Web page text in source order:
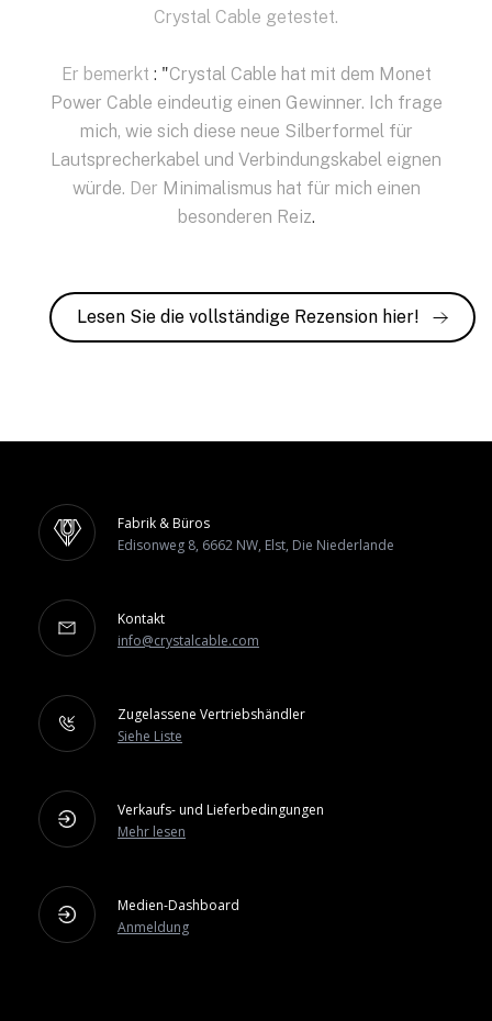
Crystal Cable getestet.
Er bemerkt : "Crystal Cable hat mit dem Monet
Power Cable eindeutig einen Gewinner. Ich frage
mich, wie sich diese neue Silberformel für
Lautsprecherkabel und Verbindungskabel eignen
würde. Der Minimalismus hat für mich einen
besonderen Reiz.
Lesen Sie die vollständige Rezension hier!
Fabrik & Büros
Edisonweg 8, 6662 NW, Elst, Die Niederlande
Kontakt
info@crystalcable.com
Zugelassene Vertriebshändler
Siehe Liste
Verkaufs- und Lieferbedingungen
Mehr lesen
Medien-Dashboard
Anmeldung